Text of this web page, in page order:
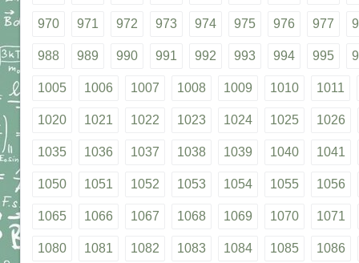
970 971 972 973 974 975 976 977
988 989 990 991 992 993 994 995
1005 1006 1007 1008 1009 1010 1011
1020 1021 1022 1023 1024 1025 1026
1035 1036 1037 1038 1039 1040 1041
1050 1051 1052 1053 1054 1055 1056
1065 1066 1067 1068 1069 1070 1071
1080 1081 1082 1083 1084 1085 1086